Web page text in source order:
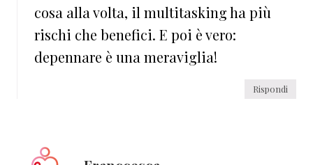
cosa alla volta, il multitasking ha più
rischi che benefici. E poi è vero:
depennare è una meraviglia!
Rispondi